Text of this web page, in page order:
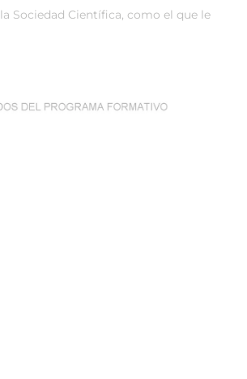
Sociedad Científica, como el que le